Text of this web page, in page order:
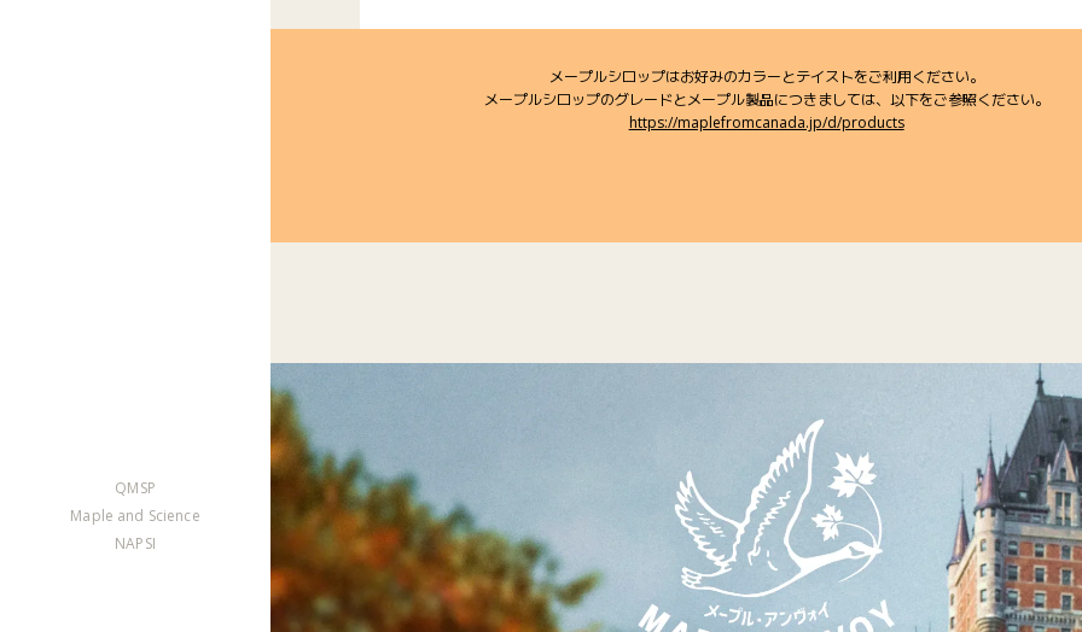
QMSP
Maple and Science
NAPSI
メープルシロップはお好みのカラーとテイストをご利用ください。
メープルシロップのグレードとメープル製品につきましては、以下をご参照ください。
https://maplefromcanada.jp/d/products